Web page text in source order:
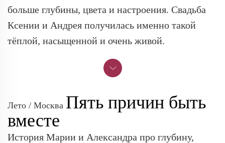
больше глубины, цвета и настроения. Свадьба
Ксении и Андрея получилась именно такой
тёплой, насыщенной и очень живой.
Лето / Москва Пять причин быть
вместе
История Марии и Александра про глубину,